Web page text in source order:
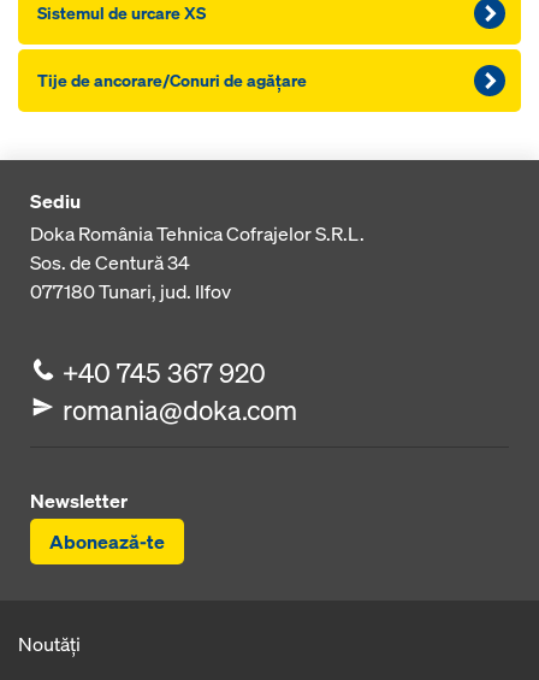
Sistemul de urcare XS
Tije de ancorare/Conuri de agăţare
Sediu
Doka România Tehnica Cofrajelor S.R.L.
Sos. de Centură 34
077180Tunari, jud. Ilfov
+40 745 367 920
romania@doka.com
Newsletter
Abonează-te
Noutăți